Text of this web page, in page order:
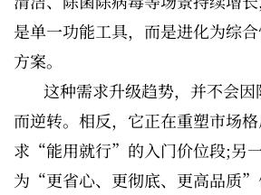
是单一功能工具，而是进化为综
方案。
这种需求升级趋势，并不会
而逆转。相反，它正在重塑市场
求“能用就行”的入门价位段;另
为“更省心、更彻底、更高品质”